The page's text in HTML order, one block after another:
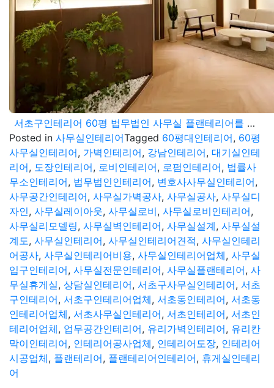
서초구인테리어 60평 법무법인 사무실 플랜테리어를 활용한 공간연출
Posted in 사무실인테리어Tagged 60평대인테리어, 60평
사무실인테리어, 가벽인테리어, 강남인테리어, 대기실인테
리어, 도장인테리어, 로비인테리어, 로펌인테리어, 법률사
무소인테리어, 법무법인인테리어, 변호사사무실인테리어,
사무공간인테리어, 사무실가벽공사, 사무실공사, 사무실디
자인, 사무실레이아웃, 사무실로비, 사무실로비인테리어,
사무실리모델링, 사무실벽인테리어, 사무실설계, 사무실설
계도, 사무실인테리어, 사무실인테리어견적, 사무실인테리
어공사, 사무실인테리어비용, 사무실인테리어업체, 사무실
입구인테리어, 사무실전문인테리어, 사무실플랜테리어, 사
무실휴게실, 상담실인테리어, 서초구사무실인테리어, 서초
구인테리어, 서초구인테리어업체, 서초동인테리어, 서초동
인테리어업체, 서초사무실인테리어, 서초인테리어, 서초인
테리어업체, 업무공간인테리어, 유리가벽인테리어, 유리칸
막이인테리어, 인테리어공사업체, 인테리어도장, 인테리어
시공업체, 플랜테리어, 플랜테리어인테리어, 휴게실인테리
어